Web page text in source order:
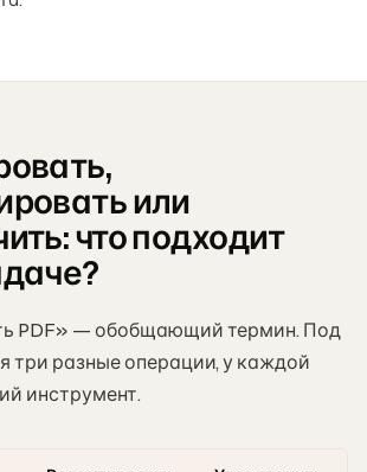
или
что подходит
PDF» — обобщающий термин. Под
три разные операции, у каждой
инструмент.